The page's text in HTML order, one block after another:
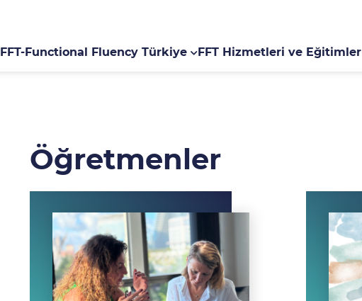
FFT-Functional Fluency Türkiye FFT Hizmetleri ve Eğitimler
Öğretmenler